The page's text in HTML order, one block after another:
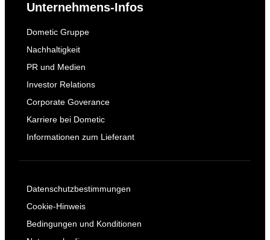
Unternehmens-Infos
Dometic Gruppe
Nachhaltigkeit
PR und Medien
Investor Relations
Corporate Goverance
Karriere bei Dometic
Informationen zum Lieferant
Datenschutzbestimmungen
Cookie-Hinweis
Bedingungen und Konditionen